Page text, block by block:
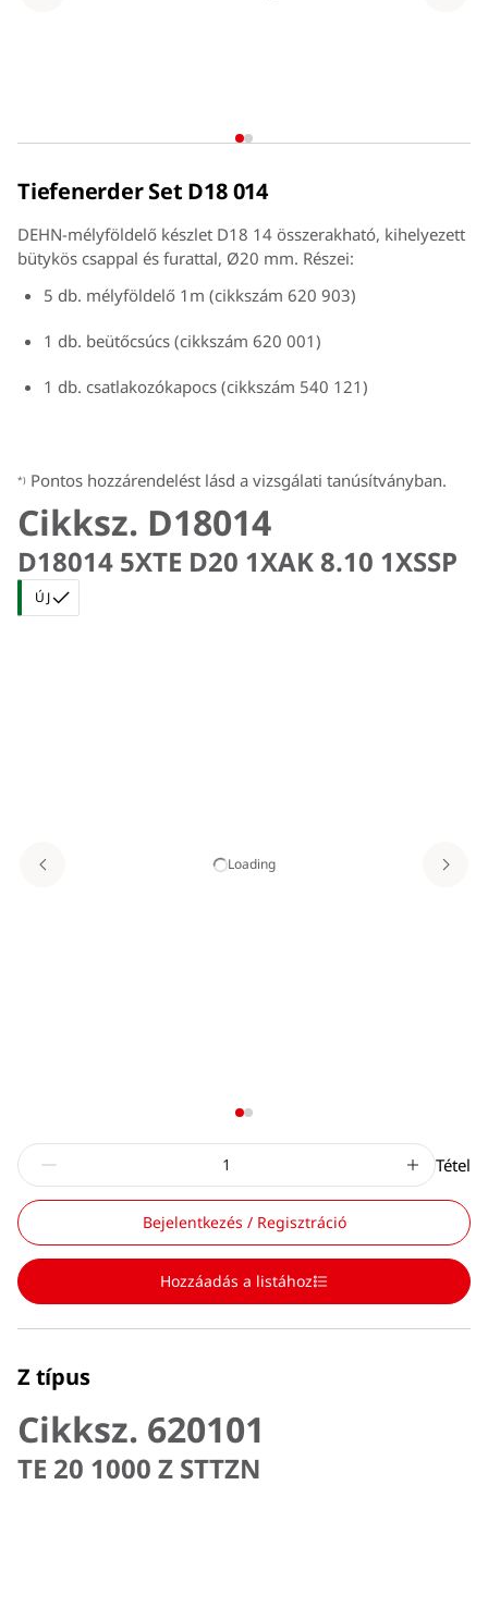
Tiefenerder Set D18 014
DEHN-mélyföldelő készlet D18 14 összerakható, kihelyezett
bütykös csappal és furattal, Ø20 mm. Részei:
5 db. mélyföldelő 1m (cikkszám 620 903)
1 db. beütőcsúcs (cikkszám 620 001)
1 db. csatlakozókapocs (cikkszám 540 121)
*) Pontos hozzárendelést lásd a vizsgálati tanúsítványban.
Cikksz. D18014
D18014 5XTE D20 1XAK 8.10 1XSSP
ÚJ
Loading
Tétel
Bejelentkezés / Regisztráció
Hozzáadás a listához
Z típus
Cikksz. 620101
TE 20 1000 Z STTZN